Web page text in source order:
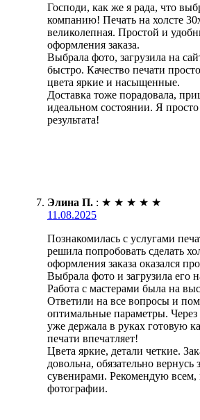
Господи, как же я рада, что
компанию! Печать на холсте
великолепная. Простой и
оформления заказа.
Выбрала фото, загрузила на
быстро. Качество печати
цвета яркие и насыщенные.
Доставка тоже порадовала,
идеальном состоянии. Я просто
результата!
Элина П. : ★ ★ ★ ★ ★
11.08.2025
Познакомилась с услугами
решила попробовать сделать
оформления заказа оказался
Выбрала фото и загрузила его
Работа с мастерами была на
Ответили на все вопросы и
оптимальные параметры. Через
уже держала в руках готовую
печати впечатляет!
Цвета яркие, детали четкие.
довольна, обязательно вернусь
сувенирами. Рекомендую всем,
фотографии.